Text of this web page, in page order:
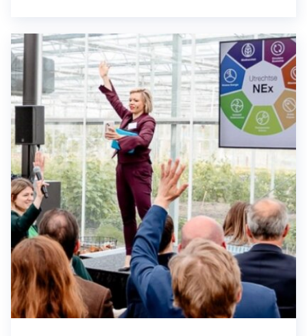
herstellen.